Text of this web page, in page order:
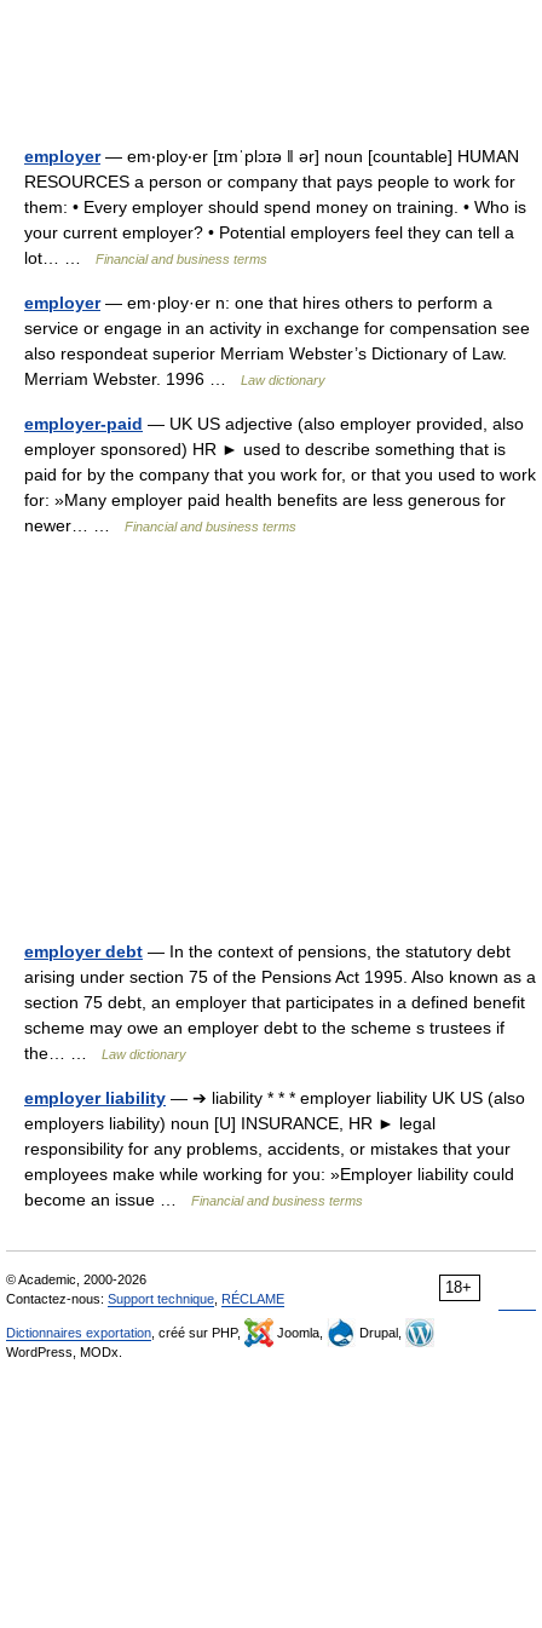
employer— em‧ploy‧er [ɪmˈplɔɪə ǁ ər] noun [countable] HUMAN
RESOURCES a person or company that pays people to work for
them: • Every employer should spend money on training. • Who is
your current employer? • Potential employers feel they can tell a
lot… …
Financial and business terms
employer— em·ploy·er n: one that hires others to perform a
service or engage in an activity in exchange for compensation see
also respondeat superior Merriam Webster’s Dictionary of Law.
Merriam Webster. 1996 …
Law dictionary
employer-paid — UK US adjective (also employer provided, also
employer sponsored) HR ► used to describe something that is
paid for by the company that you work for, or that you used to work
for: »Many employer paid health benefits are less generous for
newer… …
Financial and business terms
employer debt — In the context of pensions, the statutory debt
arising under section 75 of the Pensions Act 1995. Also known as a
section 75 debt, an employer that participates in a defined benefit
scheme may owe an employer debt to the scheme s trustees if
the… …
Law dictionary
employer liability — ➔ liability * * * employer liability UK US (also
employers liability) noun [U] INSURANCE, HR ► legal
responsibility for any problems, accidents, or mistakes that your
employees make while working for you: »Employer liability could
become an issue …
Financial and business terms
18+
© Academic, 2000-2026
Contactez-nous: Support technique RÉCLAME
Dictionnaires exportation , créé sur PHP, Joomla,
Drupal,
WordPress, MODx.